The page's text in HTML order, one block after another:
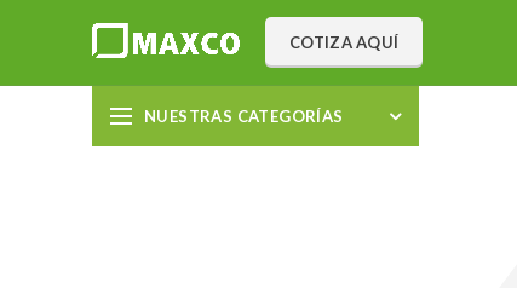
COTIZA AQUÍ
NUESTRAS CATEGORÍAS